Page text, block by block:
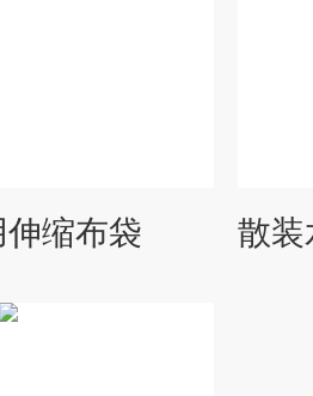
缩布袋